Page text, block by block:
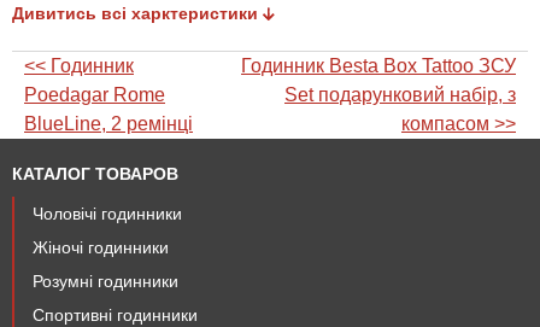
Дивитись всі харктеристики
<< Годинник
Poedagar Rome
BlueLine, 2 ремінці
Годинник Besta Box Tattoo ЗСУ
Set подарунковий набір, з
компасом >>
КАТАЛОГ ТОВАРОВ
Чоловічі годинники
Жіночі годинники
Розумні годинники
Спортивні годинники